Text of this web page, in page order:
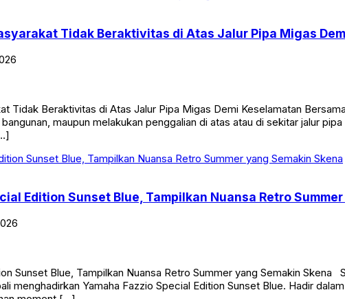
Tidak Beraktivitas di Atas Jalur Pipa Migas
Tidak Beraktivitas di Atas Jalur Pipa Migas Demi Keselamatan
maupun melakukan penggalian di atas atau di sekitar jalur
Edition Sunset Blue, Tampilkan Nuansa Retro
Sunset Blue, Tampilkan Nuansa Retro Summer yang Semakin
menghadirkan Yamaha Fazzio Special Edition Sunset Blue. Hadir